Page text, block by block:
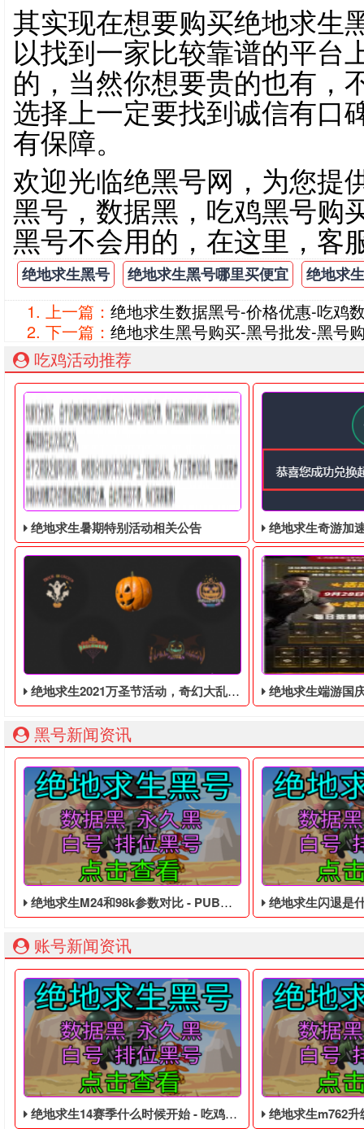
其实现在想要购买绝地求生
以找到一家比较靠谱的平台
的，当然你想要贵的也有，
选择上一定要找到诚信有口
有保障。
欢迎光临绝黑号网，为您提
黑号，数据黑，吃鸡黑号购
黑号不会用的，在这里，客
绝地求生黑号 绝地求生黑号哪里买便宜 绝地求
上一篇： 绝地求生数据黑号-价格优惠-吃鸡
下一篇： 绝地求生黑号购买-黑号批发-黑号
吃鸡活动推荐
绝地求生暑期特别活动相关公告 绝地求生奇游加速器免
绝地求生2021万圣节活动，奇幻大乱斗回归，还有新皮肤和新地图 绝地求生端游国庆节的终极白嫖活
黑号新闻资讯
绝地求生M24和98k参数对比 - PUBG便宜的临时黑号 绝地求生闪退是什么
账号新闻资讯
绝地求生14赛季什么时候开始 - 吃鸡低价的皮肤黑号 绝地求生m762升级皮肤